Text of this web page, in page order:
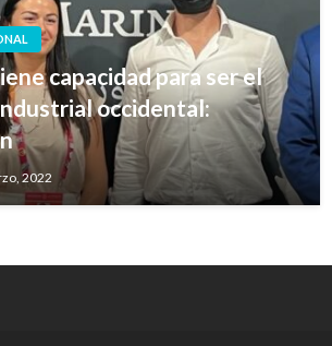
capacidad para ser el
occidental:
2022